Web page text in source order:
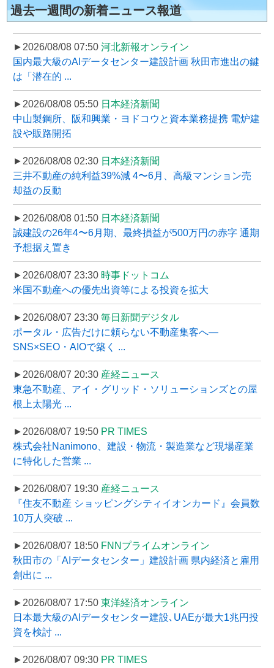
過去一週間の新着ニュース報道
►2026/08/08 07:50 河北新報オンライン
国内最大級のAIデータセンター建設計画 秋田市進出の鍵
は「潜在的 ...
►2026/08/08 05:50 日本経済新聞
中山製鋼所、阪和興業・ヨドコウと資本業務提携 電炉建
設や販路開拓
►2026/08/08 02:30 日本経済新聞
三井不動産の純利益39%減 4〜6月、高級マンション売
却益の反動
►2026/08/08 01:50 日本経済新聞
誠建設の26年4〜6月期、最終損益が500万円の赤字 通期
予想据え置き
►2026/08/07 23:30 時事ドットコム
米国不動産への優先出資等による投資を拡大
►2026/08/07 23:30 毎日新聞デジタル
ポータル・広告だけに頼らない不動産集客へ―
SNS×SEO・AIOで築く ...
►2026/08/07 20:30 産経ニュース
東急不動産、アイ・グリッド・ソリューションズとの屋
根上太陽光 ...
►2026/08/07 19:50 PR TIMES
株式会社Nanimono、建設・物流・製造業など現場産業
に特化した営業 ...
►2026/08/07 19:30 産経ニュース
『住友不動産 ショッピングシティイオンカード』会員数
10万人突破 ...
►2026/08/07 18:50 FNNプライムオンライン
秋田市の「AIデータセンター」建設計画 県内経済と雇用
創出に ...
►2026/08/07 17:50 東洋経済オンライン
日本最大級のAIデータセンター建設､UAEが最大1兆円投
資を検討 ...
►2026/08/07 09:30 PR TIMES